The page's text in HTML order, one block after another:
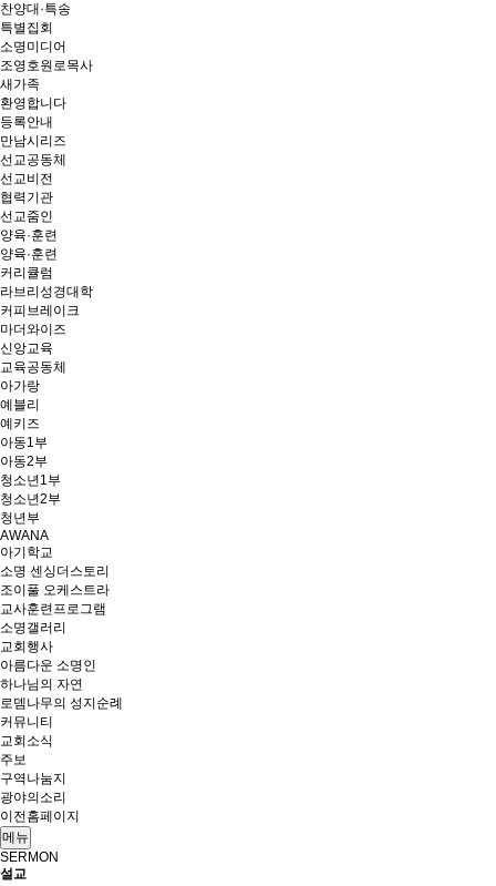
찬양대·특송
특별집회
소명미디어
조영호원로목사
새가족
환영합니다
등록안내
만남시리즈
선교공동체
선교비전
협력기관
선교줌인
양육·훈련
양육·훈련
커리큘럼
라브리성경대학
커피브레이크
마더와이즈
신앙교육
교육공동체
아가랑
예블리
예키즈
아동1부
아동2부
청소년1부
청소년2부
청년부
AWANA
아기학교
소명 센싱더스토리
조이풀 오케스트라
교사훈련프로그램
소명갤러리
교회행사
아름다운 소명인
하나님의 자연
로뎀나무의 성지순례
커뮤니티
교회소식
주보
구역나눔지
광야의소리
이전홈페이지
메뉴
SERMON
설교